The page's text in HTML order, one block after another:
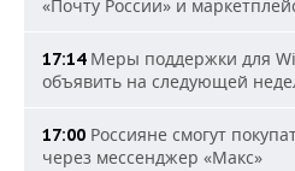
«Почту России» и
17:14Меры поддержки для
объявить на следующей
17:00 Россияне смогут
через мессенджер «Макс»